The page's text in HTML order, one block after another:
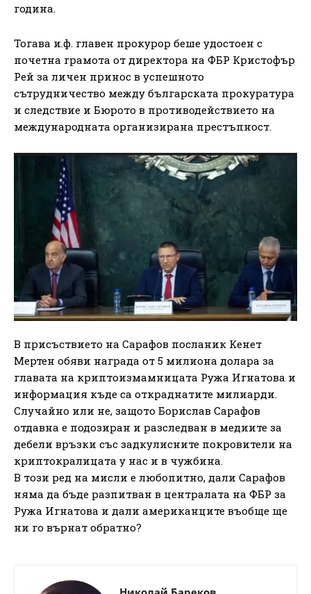
година.
Тогава и.ф. главен прокурор беше удостоен с
почетна грамота от директора на ФБР Кристофър
Рей за личен принос в успешното
сътрудничество между българската прокуратура
и следствие и Бюрото в противодействието на
международната организирана престъпност.
В присъствието на Сарафов посланик Кенет
Мертен обяви награда от 5 милиона долара за
главата на криптоизмамницата Ружа Игнатова и
информация къде са откраднатите милиарди.
Случайно или не, защото Борислав Сарафов
отдавна е подозиран и разследван в медиите за
дебели връзки със задкулисните покровители на
криптокралицата у нас и в чужбина.
В този ред на мисли е любопитно, дали Сарафов
няма да бъде разпитван в централата на ФБР за
Ружа Игнатова и дали американците въобще ще
ни го върнат обратно?